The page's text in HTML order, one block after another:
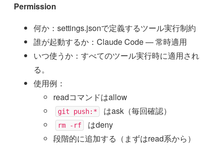
Permission
何か：settings.jsonで定義するツール実行制約
誰が起動するか：Claude Code — 常時適用
いつ使うか：すべてのツール実行時に適用され
る。
使用例：
readコマンドはallow
git push:* はask（毎回確認）
rm -rf
はdeny
段階的に追加する（まずはread系から）